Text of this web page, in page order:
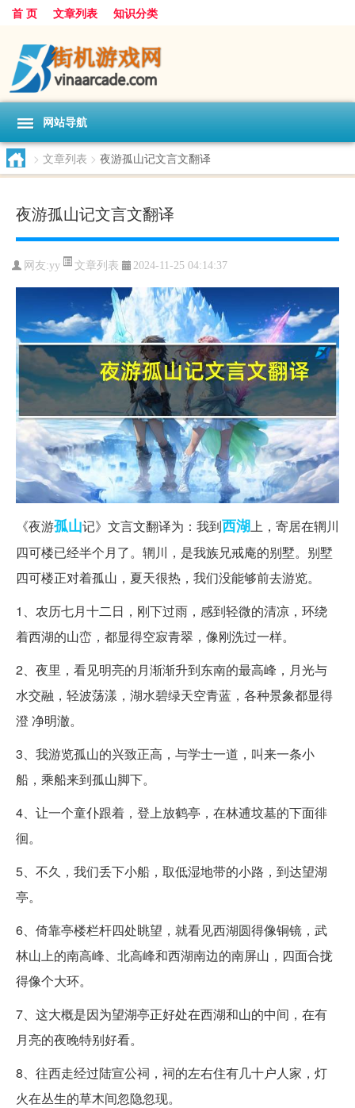
首 页 文章列表 知识分类
网站导航
> 文章列表 > 夜游孤山记文言文翻译
夜游孤山记文言文翻译
网友:yy 文章列表 2024-11-25 04:14:37
《夜游孤山记》文言文翻译为：我到西湖上，寄居在辋川
四可楼已经半个月了。辋川，是我族兄戒庵的别墅。别墅
四可楼正对着孤山，夏天很热，我们没能够前去游览。
1、农历七月十二日，刚下过雨，感到轻微的清凉，环绕
着西湖的山峦，都显得空寂青翠，像刚洗过一样。
2、夜里，看见明亮的月渐渐升到东南的最高峰，月光与
水交融，轻波荡漾，湖水碧绿天空青蓝，各种景象都显得
澄 净明澈。
3、我游览孤山的兴致正高，与学士一道，叫来一条小
船，乘船来到孤山脚下。
4、让一个童仆跟着，登上放鹤亭，在林逋坟墓的下面徘
徊。
5、不久，我们丢下小船，取低湿地带的小路，到达望湖
亭。
6、倚靠亭楼栏杆四处眺望，就看见西湖圆得像铜镜，武
林山上的南高峰、北高峰和西湖南边的南屏山，四面合拢
得像个大环。
7、这大概是因为望湖亭正好处在西湖和山的中间，在有
月亮的夜晚特别好看。
8、往西走经过陆宣公祠，祠的左右住有几十户人家，灯
火在丛生的草木间忽隐忽现。